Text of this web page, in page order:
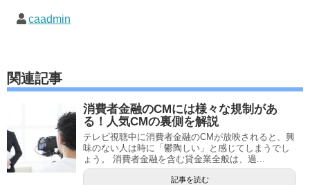
caadmin
関連記事
消費者金融のCMには様々な規制があ
る！人気CMの裏側を解説
テレビ視聴中に消費者金融のCMが放映されると、興
味のない人は時に「鬱陶しい」と感じてしまうでし
ょう。 消費者金融を含む貸金業全般は、過...
記事を読む